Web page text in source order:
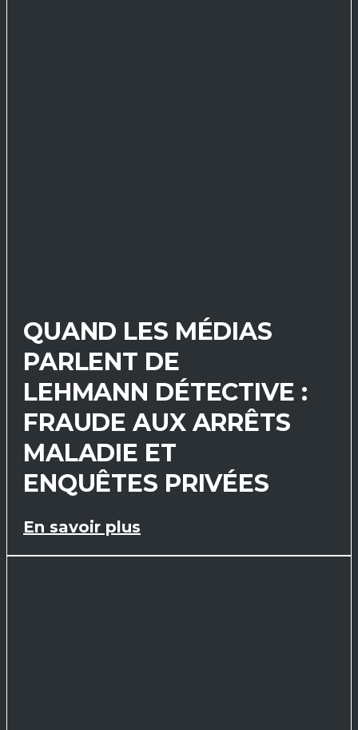
QUAND LES MÉDIAS
PARLENT DE
LEHMANN DÉTECTIVE :
FRAUDE AUX ARRÊTS
MALADIE ET
ENQUÊTES PRIVÉES
En savoir plus